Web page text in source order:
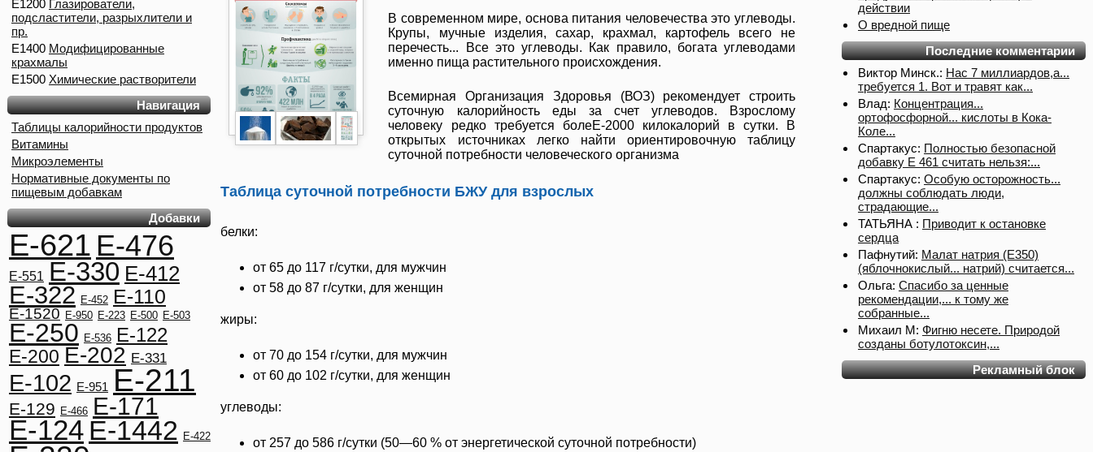
E1200 Глазирователи,
подсластители, разрыхлители и
пр.
E1400 Модифицированные
крахмалы
E1500 Химические растворители
Навигация
Таблицы калорийности продуктов
Витамины
Микроэлементы
Нормативные документы по
пищевым добавкам
Добавки
E-621 E-476
E-551 E-330 E-412
E-322 E-452 E-110
E-1520 E-950 E-223 E-500 E-503
E-250 E-536 E-122
E-200 E-202 E-331
E-102 E-951 E-211
E-129 E-466 E-171
E-124 E-1442 E-422
действии
О вредной пище
Последние комментарии
Виктор Минск.: Нас 7 миллиардов,а...
требуется 1. Вот и травят как...
Влад: Концентрация...
ортофосфорной... кислоты в Кока-
Коле...
Спартакус: Полностью безопасной
добавку Е 461 считать нельзя:...
Спартакус: Особую осторожность...
должны соблюдать люди,
страдающие...
ТАТЬЯНА : Приводит к остановке
сердца
Пафнутий: Малат натрия (E350)
(яблочнокислый... натрий) считается...
Ольга: Спасибо за ценные
рекомендации,... к тому же
собранные...
Михаил М: Фигню несете. Природой
созданы ботулотоксин,...
Рекламный блок
В современном мире, основа питания человечества это углеводы.
Крупы, мучные изделия, сахар, крахмал, картофель всего не
перечесть... Все это углеводы. Как правило, богата углеводами
именно пища растительного происхождения.
Всемирная Организация Здоровья (ВОЗ) рекомендует строить
суточную калорийность еды за счет углеводов. Взрослому
человеку редко требуется болеЕ-2000 килокалорий в сутки. В
открытых источниках легко найти ориентировочную таблицу
суточной потребности человеческого организма
Таблица суточной потребности БЖУ для взрослых
белки:
от 65 до 117 г/сутки, для мужчин
от 58 до 87 г/сутки, для женщин
жиры:
от 70 до 154 г/сутки, для мужчин
от 60 до 102 г/сутки, для женщин
углеводы:
от 257 до 586 г/сутки (50—60 % от энергетической суточной потребности)